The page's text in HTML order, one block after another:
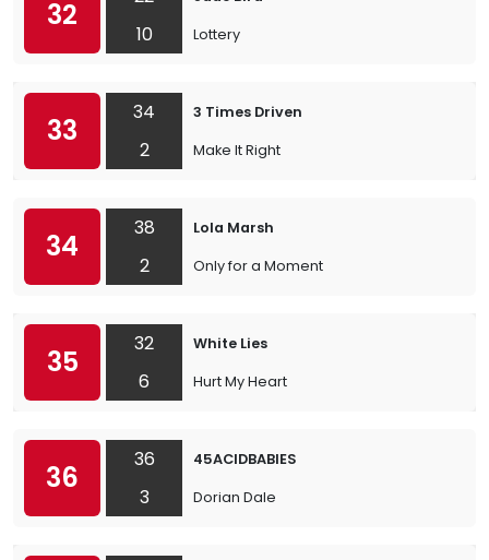
32
10
Lottery
33
34
2
3 Times Driven
Make It Right
34
38
2
Lola Marsh
Only for a Moment
35
32
6
White Lies
Hurt My Heart
36
36
3
45ACIDBABIES
Dorian Dale